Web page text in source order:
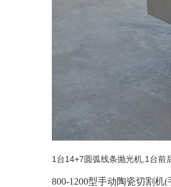
1台14+7圆弧线条抛光机,1台前
800-1200型手动陶瓷切割机(